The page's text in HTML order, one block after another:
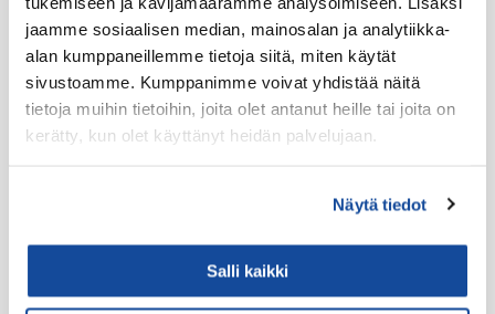
jaamme sosiaalisen median, mainosalan ja analytiikka-
alan kumppaneillemme tietoja siitä, miten käytät
sivustoamme. Kumppanimme voivat yhdistää näitä
tietoja muihin tietoihin, joita olet antanut heille tai joita on
kerätty, kun olet käyttänyt heidän palvelujaan.
Näytä tiedot
Salli kaikki
Y-tunnus: 1795926-9
ALV-numero: FI17959269
Verkkolaskut
Verkkolaskuosoite: